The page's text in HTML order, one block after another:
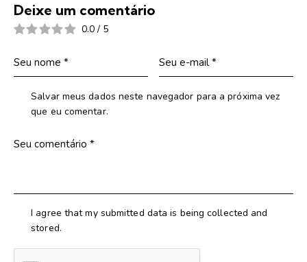
Deixe um comentário
0.0 / 5
Salvar meus dados neste navegador para a próxima vez
que eu comentar.
I agree that my submitted data is being collected and
stored.